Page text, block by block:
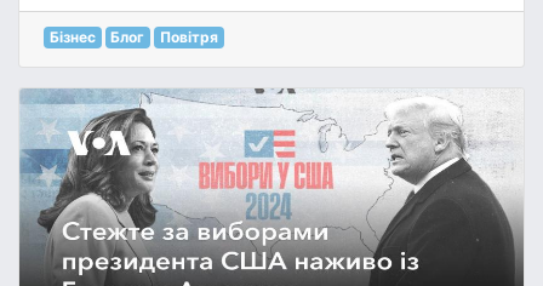
Бізнес Блог Повітря